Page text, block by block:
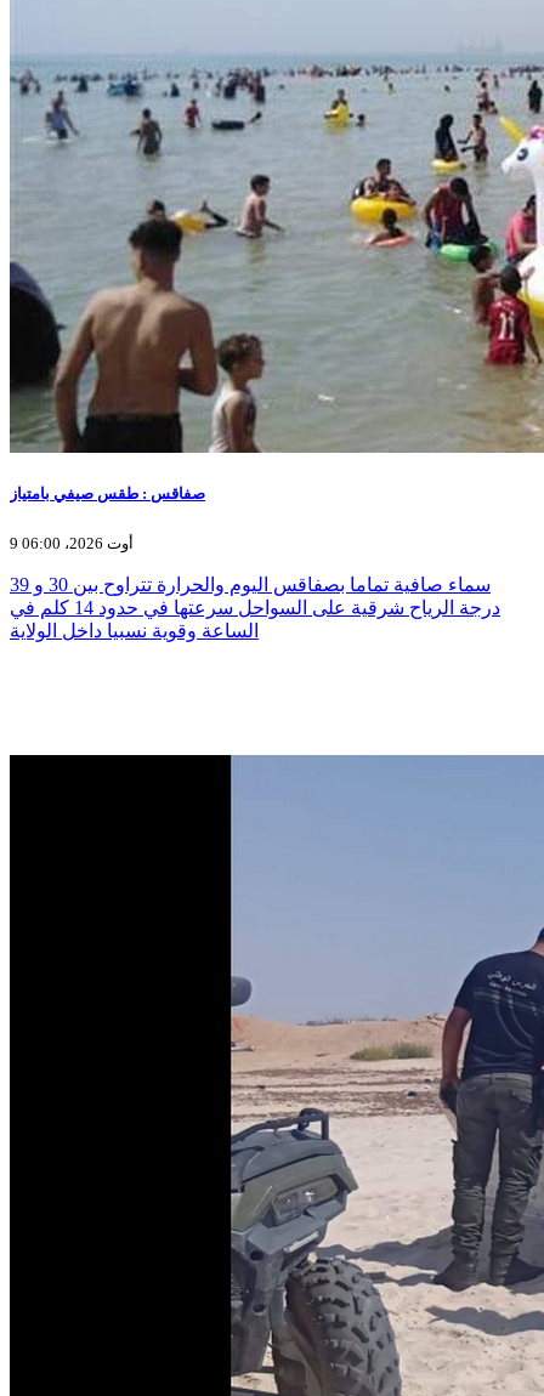
صفاقس : طقس صيفي بامتياز
9 أوت 2026، 06:00
سماء صافية تماما بصفاقس اليوم والحرارة تتراوح بين 30 و 39
درجة الرياح شرقية على السواحل سرعتها في حدود 14 كلم في
الساعة وقوية نسبيا داخل الولاية